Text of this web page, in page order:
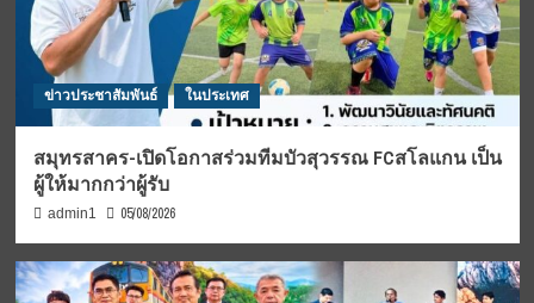
ข่าวประชาสัมพันธ์ ในประเทศ
สมุทรสาคร-เปิดโอกาสร่วมทีมบัวสุวรรณ FCสโลแกน เป็น
ผู้ให้มากกว่าผู้รับ
admin1 05/08/2026